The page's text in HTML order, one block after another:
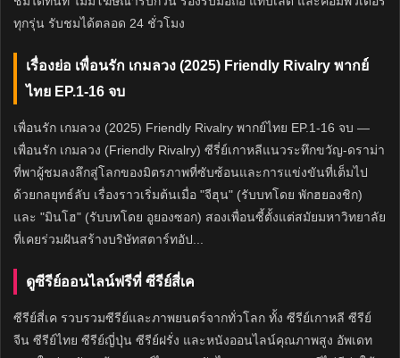
ทุกรุ่น รับชมได้ตลอด 24 ชั่วโมง
เรื่องย่อ เพื่อนรัก เกมลวง (2025) Friendly Rivalry พากย์
ไทย EP.1-16 จบ
เพื่อนรัก เกมลวง (2025) Friendly Rivalry พากย์ไทย EP.1-16 จบ —
เพื่อนรัก เกมลวง (Friendly Rivalry) ซีรี่ย์เกาหลีแนวระทึกขวัญ-ดราม่า
ที่พาผู้ชมลงลึกสู่โลกของมิตรภาพที่ซับซ้อนและการแข่งขันที่เต็มไป
ด้วยกลยุทธ์ลับ เรื่องราวเริ่มต้นเมื่อ "จีฮุน" (รับบทโดย พักฮยองชิก)
และ "มินโฮ" (รับบทโดย อูยองซอก) สองเพื่อนซี้ตั้งแต่สมัยมหาวิทยาลัย
ที่เคยร่วมฝันสร้างบริษัทสตาร์ทอัป...
ดูซีรีย์ออนไลน์ฟรีที่ ซีรีย์สี่เค
ซีรีย์สี่เค รวบรวมซีรีย์และภาพยนตร์จากทั่วโลก ทั้ง ซีรีย์เกาหลี ซีรีย์
จีน ซีรีย์ไทย ซีรีย์ญี่ปุ่น ซีรีย์ฝรั่ง และหนังออนไลน์คุณภาพสูง อัพเดท